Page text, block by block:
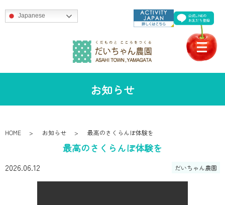
Japanese
お知らせ
HOME お知らせ 最高のさくらんぼ体験を
最高のさくらんぼ体験を
2026.06.12 だいちゃん農園